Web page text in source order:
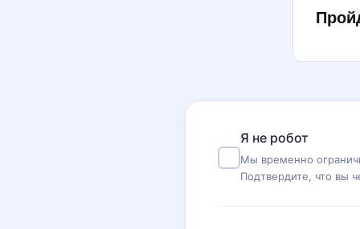
Я не робот
Мы временно
Подтвердите, что вы